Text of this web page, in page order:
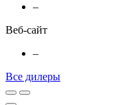
–
Веб-сайт
–
Все дилеры